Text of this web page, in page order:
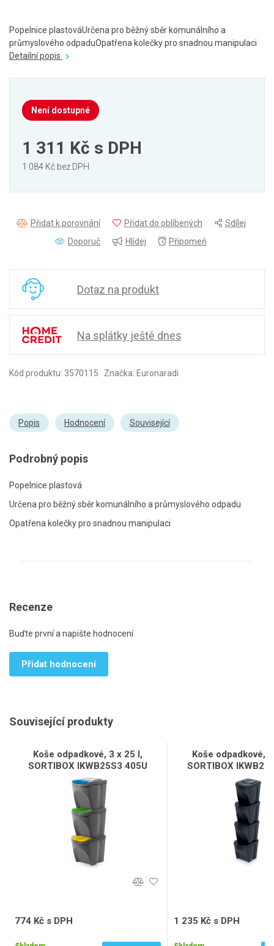
Popelnice plastováUrčena pro běžný sběr komunálního a
průmyslového odpaduOpatřena kolečky pro snadnou manipulaci
Detailní popis
Není dostupné
1 311 Kč s DPH
1 084 Kč bez DPH
Přidat k porovnání Přidat do oblíbených
Sdílej
Doporuč
Hlídej Připomeň
Dotaz na produkt
Na splátky ještě dnes
Kód produktu: 3570115 Značka: Euronaradi
Popis Hodnocení Související
Podrobný popis
Popelnice plastová
Určena pro běžný sběr komunálního a průmyslového odpadu
Opatřena kolečky pro snadnou manipulaci
Recenze
Buďte první a napište hodnocení
Přidat hodnocení
Související produkty
Koše odpadkové, 3 x 25 l,
SORTIBOX IKWB25S3 405U
774 Kč s DPH
Koše odpadkové,
SORTIBOX
1 235 Kč s DPH